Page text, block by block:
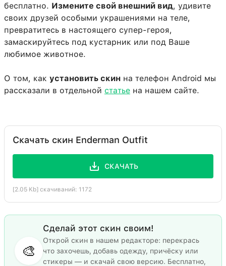
бесплатно. Измените свой внешний вид, удивите
своих друзей особыми украшениями на теле,
превратитесь в настоящего супер-героя,
замаскируйтесь под кустарник или под Ваше
любимое животное.
О том, как установить скин на телефон Android мы
рассказали в отдельной статье на нашем сайте.
Скачать скин Enderman Outfit
СКАЧАТЬ
[2.05 Kb] скачиваний: 1172
🎨
Сделай этот скин своим!
Открой скин в нашем редакторе: перекрась
что захочешь, добавь одежду, причёску или
стикеры — и скачай свою версию. Бесплатно,